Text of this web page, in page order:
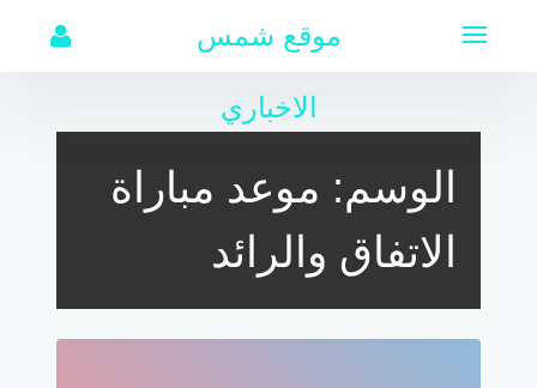
موقع شمس
الاخباري
الوسم: موعد مباراة
الاتفاق والرائد